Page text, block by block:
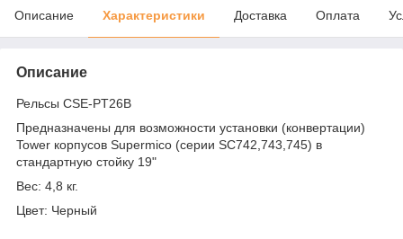
Описание Характеристики Доставка Оплата
Описание
Рельсы CSE-PT26B
Предназначены для возможности установки (конвертации)
Tower корпусов Supermico (серии SC742,743,745) в
стандартную стойку 19"
Вес: 4,8 кг.
Цвет: Черный